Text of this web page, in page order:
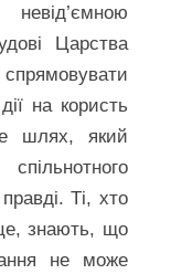
Царства
на користь
шлях, який
Ті, хто
знають, що
не може